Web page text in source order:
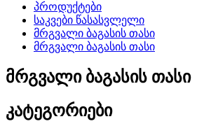
პროდუქტები
საკვები წასასვლელი
მრგვალი ბაგასის თასი
მრგვალი ბაგასის თასი
მრგვალი ბაგასის თასი
კატეგორიები